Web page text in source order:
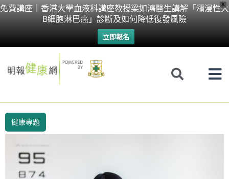
X
免費講座｜香港大學血液科講座教授梁如鴻醫生講解「瀰漫性大
B細胞淋巴癌」診斷及如何降低復發風險
立即報名
Skip
健康專題